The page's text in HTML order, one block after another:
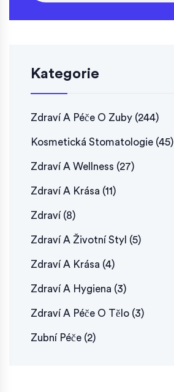
Kategorie
Zdraví A Péče O Zuby (244)
Kosmetická Stomatologie (45)
Zdraví A Wellness (27)
Zdraví A Krása (11)
Zdraví (8)
Zdraví A Životní Styl (5)
Zdraví A Krása (4)
Zdraví A Hygiena (3)
Zdraví A Péče O Tělo (3)
Zubní Péče (2)